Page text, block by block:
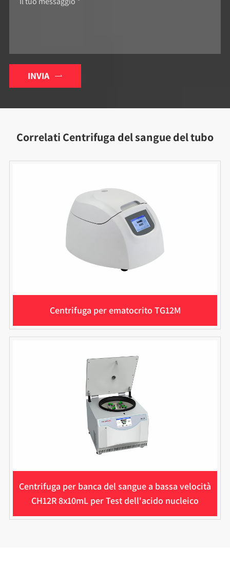
INVIA 
Correlati Centrifuga del sangue del tubo
Centrifuga per ematocrito TG12M
Centrifuga per banca del sangue a bassa velocità
CH12R 8x10mL per Test dell'acido nucleico